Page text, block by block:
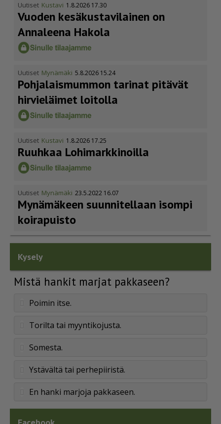
Uutiset Kustavi 1.8.2026 17.30
Vuoden kesäkus­ta­vi­lainen on
Annaleena Hakola
Uutiset Mynämäki 5.8.2026 15.24
Pohja­lais­mummon tarinat pitävät
hirvieläimet loitolla
Uutiset Kustavi 1.8.2026 17.25
Ruuhkaa Lohimark­ki­noilla
Uutiset Mynämäki 23.5.2022 16.07
Mynämäkeen suunnitellaan isompi
koirapuisto
Kysely
Mistä hankit marjat pakkaseen?
Poimin itse.
Torilta tai myyntikojusta.
Somesta.
Ystävältä tai perhepiiristä.
En hanki marjoja pakkaseen.